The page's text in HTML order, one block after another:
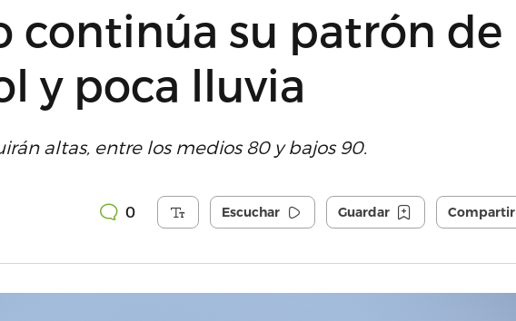
continúa su patrón de
y poca lluvia
altas, entre los medios 80 y bajos 90.
0 Escuchar Guardar Compartir